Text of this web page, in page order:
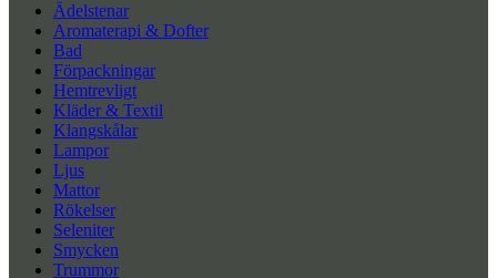
Ädelstenar
Aromaterapi & Dofter
Bad
Förpackningar
Hemtrevligt
Kläder & Textil
Klangskålar
Lampor
Ljus
Mattor
Rökelser
Seleniter
Smycken
Trummor